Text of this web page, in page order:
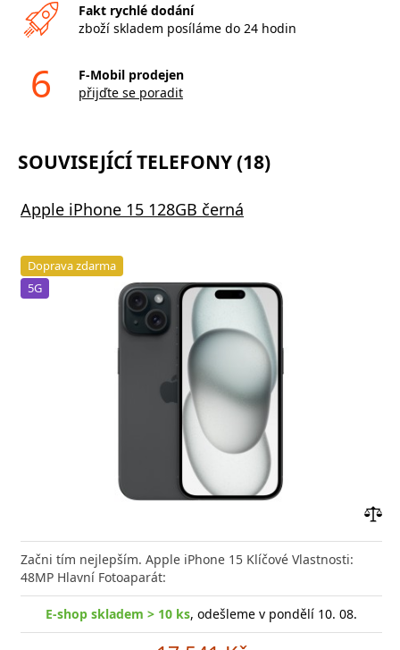
Fakt rychlé dodání
zboží skladem posíláme do 24 hodin
6
F-Mobil prodejen
přijďte se poradit
SOUVISEJÍCÍ TELEFONY (18)
Apple iPhone 15 128GB černá
Doprava zdarma
5G
Začni tím nejlepším. Apple iPhone 15 Klíčové Vlastnosti:
48MP Hlavní Fotoaparát:
E-shop skladem > 10 ks, odešleme v pondělí 10. 08.